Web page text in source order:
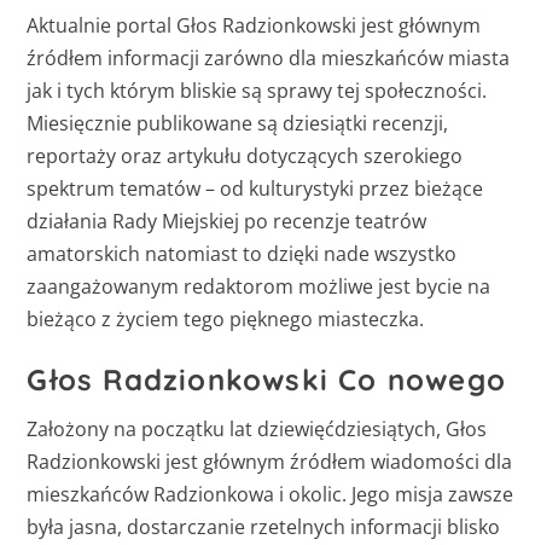
Aktualnie portal Głos Radzionkowski jest głównym
źródłem informacji zarówno dla mieszkańców miasta
jak i tych którym bliskie są sprawy tej społeczności.
Miesięcznie publikowane są dziesiątki recenzji,
reportaży oraz artykułu dotyczących szerokiego
spektrum tematów – od kulturystyki przez bieżące
działania Rady Miejskiej po recenzje teatrów
amatorskich natomiast to dzięki nade wszystko
zaangażowanym redaktorom możliwe jest bycie na
bieżąco z życiem tego pięknego miasteczka.
Głos Radzionkowski Co nowego
Założony na początku lat dziewięćdziesiątych, Głos
Radzionkowski jest głównym źródłem wiadomości dla
mieszkańców Radzionkowa i okolic. Jego misja zawsze
była jasna, dostarczanie rzetelnych informacji blisko